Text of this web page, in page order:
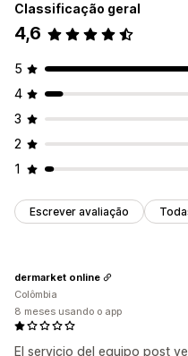
Classificação geral
4,6
5
4
3
2
1
Escrever avaliação
El servicio del equipo post
dermarket online
Colômbia
8 meses usando o app